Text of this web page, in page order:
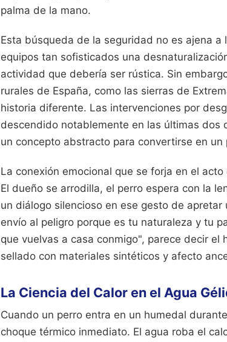
palma de la mano.
Esta búsqueda de la seguridad no es ajena
equipos tan sofisticados una
actividad que debería ser rústica. Sin
rurales de España, como las sierras de
historia diferente. Las intervenciones por
descendido notablemente en las últimas dos
un concepto abstracto para convertirse en
La conexión emocional que se forja en el
El dueño se arrodilla, el perro espera con la
un diálogo silencioso en ese gesto de
envío al peligro porque es tu naturaleza y tu
que vuelvas a casa conmigo", parece decir
sellado con materiales sintéticos y afecto
La Ciencia del Calor en el Agua
Cuando un perro entra en un humedal
choque térmico inmediato. El agua roba el